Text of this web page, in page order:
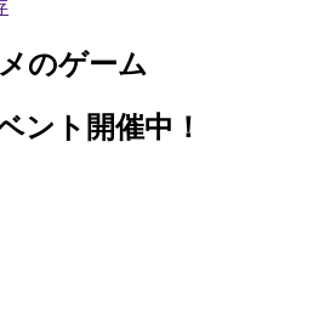
のゲーム
ント開催中！